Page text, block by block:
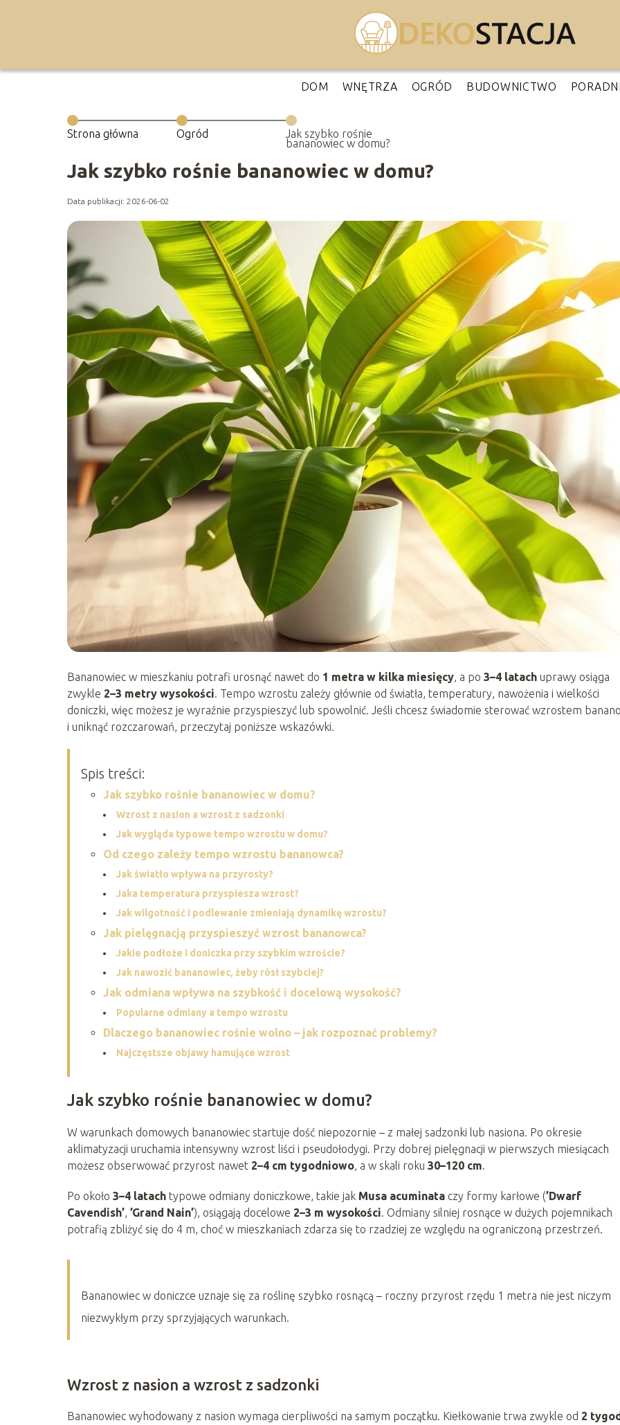
DOM WNĘTRZA OGRÓD BUDOWNICTWO
Strona główna Ogród Jak szybko rośnie
bananowiec w domu?
Jak szybko rośnie bananowiec w domu?
Data publikacji: 2026-06-02
Bananowiec w mieszkaniu potrafi urosnąć nawet do 1 metra w kilka miesięcy, a po 3–4 latach uprawy osiąga
zwykle 2–3 metry wysokości. Tempo wzrostu zależy głównie od światła, temperatury, nawożenia i wielkości
doniczki, więc możesz je wyraźnie przyspieszyć lub spowolnić. Jeśli chcesz świadomie sterować wzrostem
i uniknąć rozczarowań, przeczytaj poniższe wskazówki.
Spis treści:
Jak szybko rośnie bananowiec w domu?
Wzrost z nasion a wzrost z sadzonki
Jak wygląda typowe tempo wzrostu w domu?
Od czego zależy tempo wzrostu bananowca?
Jak światło wpływa na przyrosty?
Jaka temperatura przyspiesza wzrost?
Jak wilgotność i podlewanie zmieniają dynamikę wzrostu?
Jak pielęgnacją przyspieszyć wzrost bananowca?
Jakie podłoże i doniczka przy szybkim wzroście?
Jak nawozić bananowiec, żeby rósł szybciej?
Jak odmiana wpływa na szybkość i docelową wysokość?
Popularne odmiany a tempo wzrostu
Dlaczego bananowiec rośnie wolno – jak rozpoznać problemy?
Najczęstsze objawy hamujące wzrost
Jak szybko rośnie bananowiec w domu?
W warunkach domowych bananowiec startuje dość niepozornie – z małej sadzonki lub nasiona. Po okresie
aklimatyzacji uruchamia intensywny wzrost liści i pseudołodygi. Przy dobrej pielęgnacji w pierwszych miesiącach
możesz obserwować przyrost nawet 2–4 cm tygodniowo, a w skali roku 30–120 cm.
Po około 3–4 latach typowe odmiany doniczkowe, takie jak Musa acuminata czy formy karłowe (’Dwarf
Cavendish’, ’Grand Nain’), osiągają docelowe 2–3 m wysokości. Odmiany silniej rosnące w dużych pojemnikach
potrafią zbliżyć się do 4 m, choć w mieszkaniach zdarza się to rzadziej ze względu na ograniczoną przestrzeń.
Bananowiec w doniczce uznaje się za roślinę szybko rosnącą – roczny przyrost rzędu 1 metra nie jest niczym
niezwykłym przy sprzyjających warunkach.
Wzrost z nasion a wzrost z sadzonki
Bananowiec wyhodowany z nasion wymaga cierpliwości na samym początku. Kiełkowanie trwa zwykle od 2